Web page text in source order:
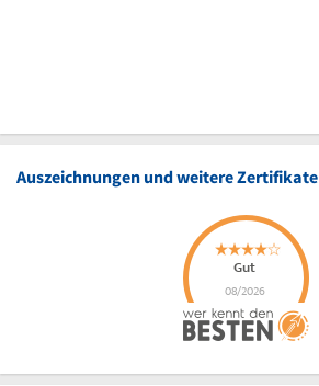
Auszeichnungen und weitere Zertifikate